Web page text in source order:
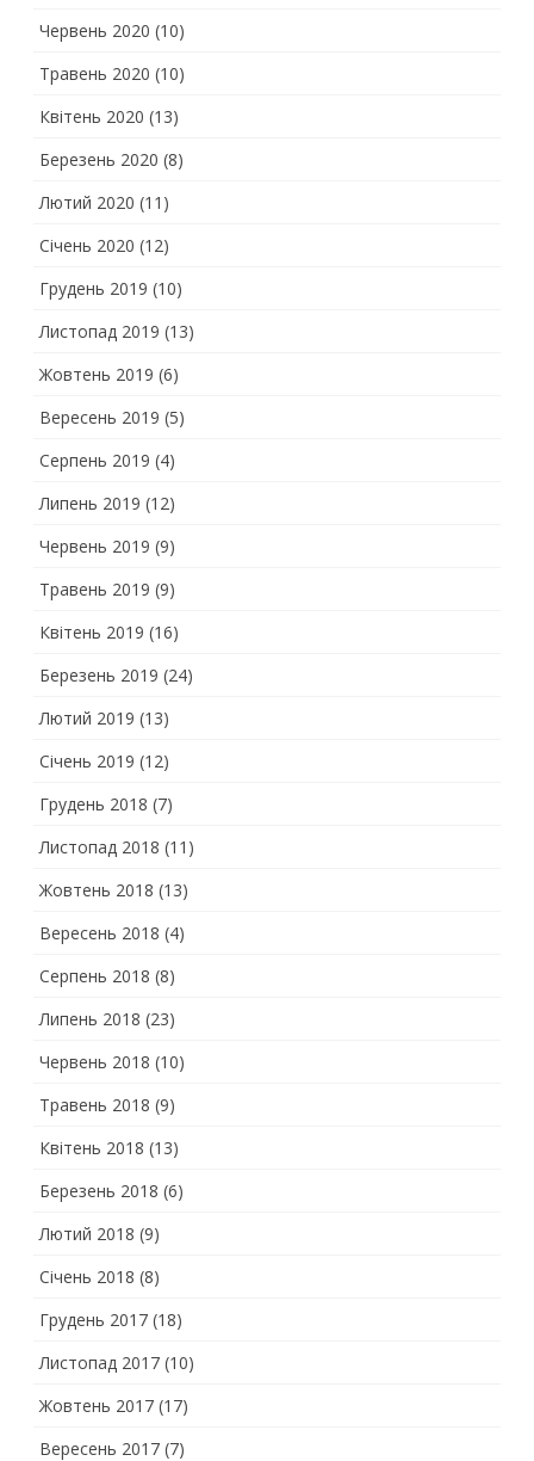
Червень 2020 (10)
Травень 2020 (10)
Квітень 2020 (13)
Березень 2020 (8)
Лютий 2020 (11)
Січень 2020 (12)
Грудень 2019 (10)
Листопад 2019 (13)
Жовтень 2019 (6)
Вересень 2019 (5)
Серпень 2019 (4)
Липень 2019 (12)
Червень 2019 (9)
Травень 2019 (9)
Квітень 2019 (16)
Березень 2019 (24)
Лютий 2019 (13)
Січень 2019 (12)
Грудень 2018 (7)
Листопад 2018 (11)
Жовтень 2018 (13)
Вересень 2018 (4)
Серпень 2018 (8)
Липень 2018 (23)
Червень 2018 (10)
Травень 2018 (9)
Квітень 2018 (13)
Березень 2018 (6)
Лютий 2018 (9)
Січень 2018 (8)
Грудень 2017 (18)
Листопад 2017 (10)
Жовтень 2017 (17)
Вересень 2017 (7)